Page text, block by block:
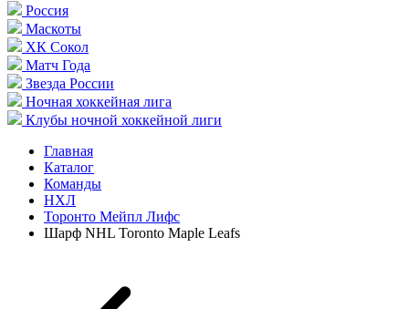
Россия
Маскоты
ХК Сокол
Матч Года
Звезда России
Ночная хоккейная лига
Клубы ночной хоккейной лиги
Главная
Каталог
Команды
НХЛ
Торонто Мейпл Лифс
Шарф NHL Toronto Maple Leafs